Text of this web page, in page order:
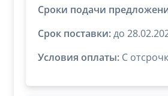
Сроки подачи
Срок поставки:до
Условия оплаты:C